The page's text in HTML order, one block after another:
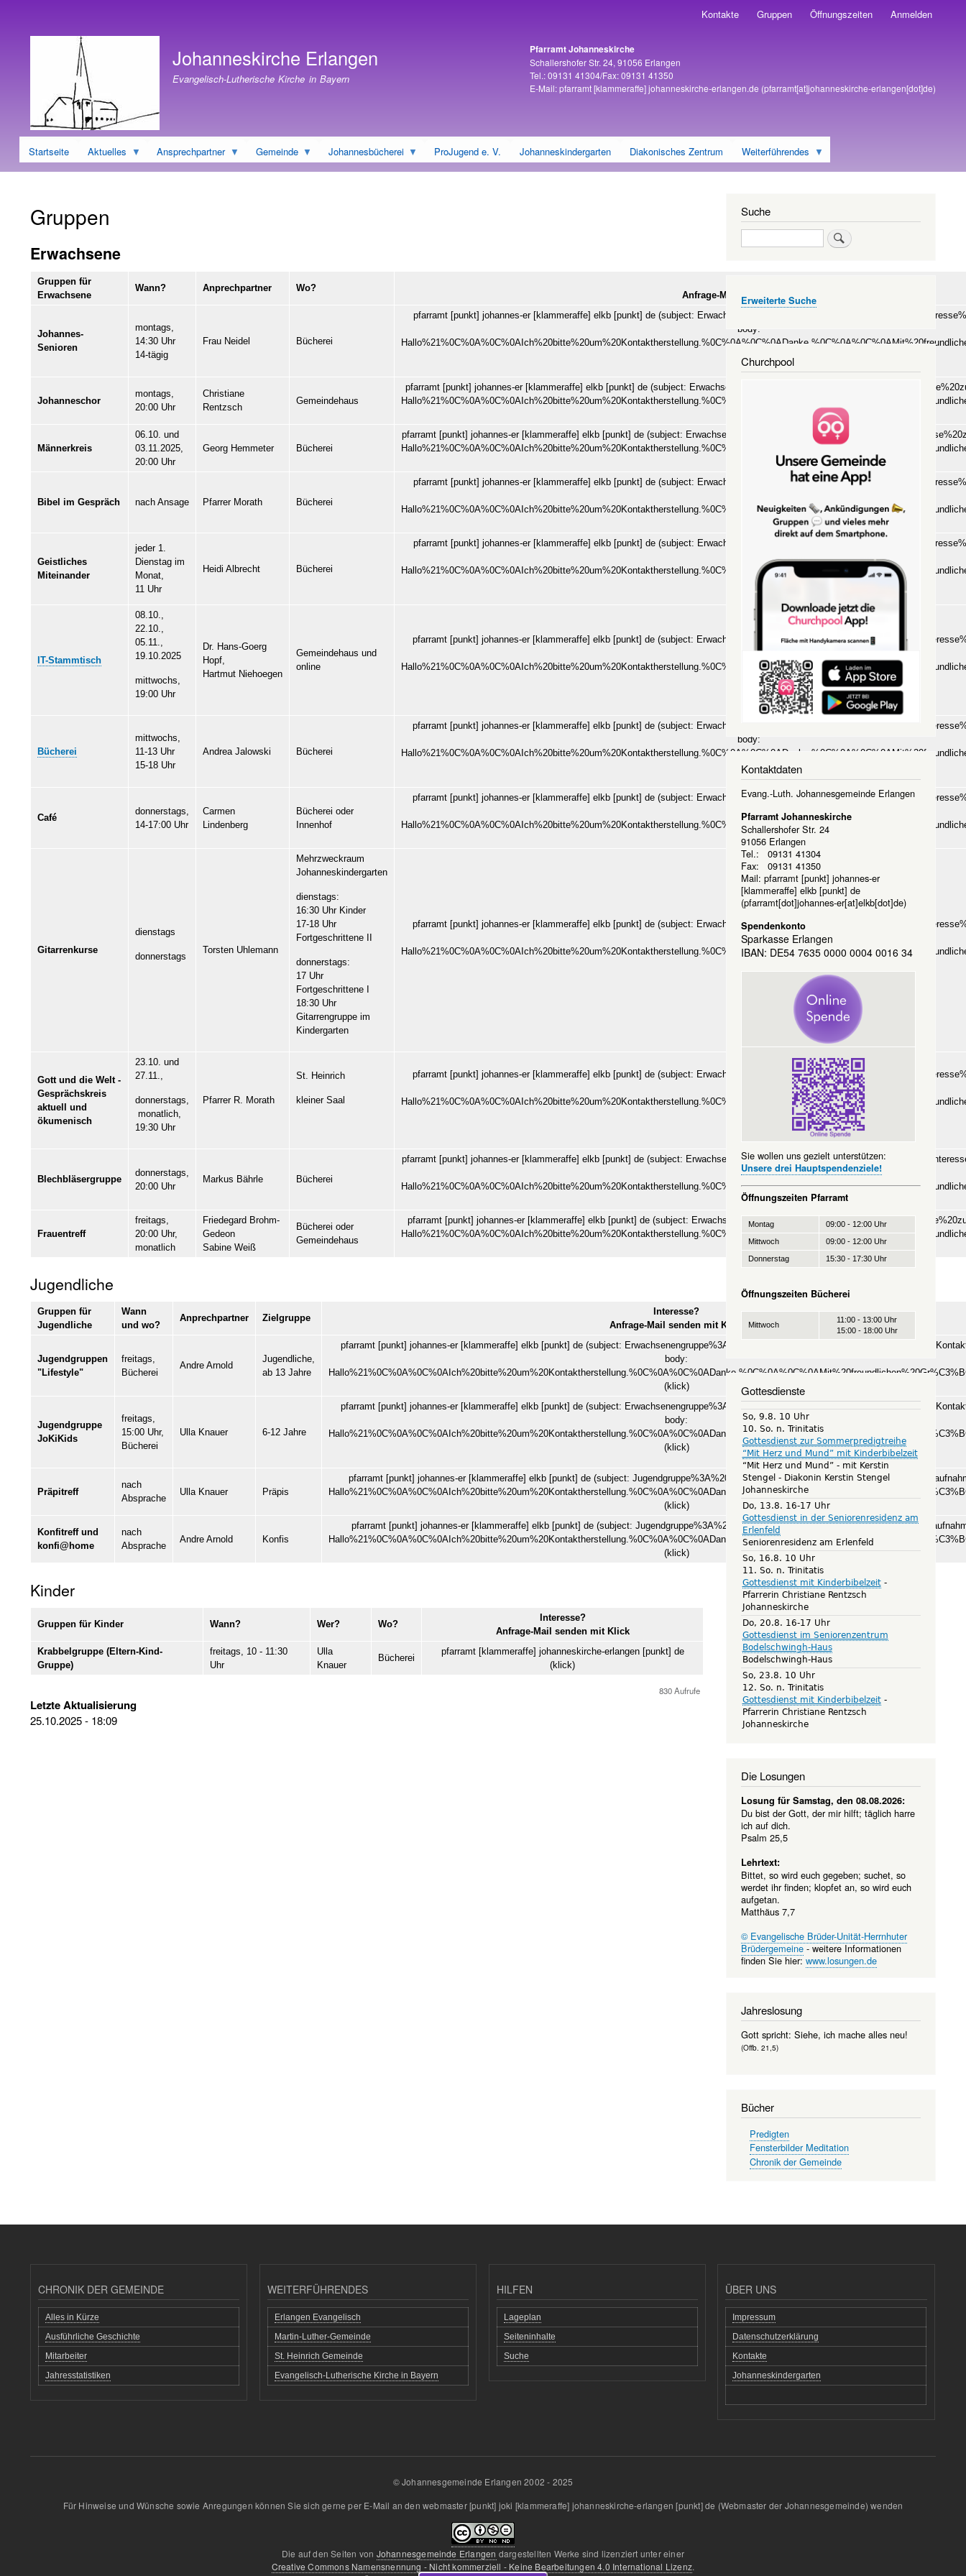
Kontakte Gruppen Öffnungszeiten Anmelden
Adresse
Pfarramt Johanneskirche
Schallershofer Str. 24, 91056 Erlangen
Tel.: 09131 41304/Fax: 09131 41350
E-Mail:pfarramt[klammeraffe]johanneskirche-erlangen.de (pfarramt[at]johanneskirche-erlangen[dot]de)
Johanneskirche Erlangen
Evangelisch-Lutherische Kirche in Bayern
Startseite Aktuelles Ansprechpartner Gemeinde Johannesbücherei ProJugend e. V. Johanneskindergarten Diakonisches Zentrum Weiterführendes
Gruppen
Erwachsene
Gruppen für
Erwachsene
Wann? Anprechpartner Wo?
Anfrage-Mail senden mit Klick
Johannes-
Senioren
montags,
14:30 Uhr
14-tägig
Frau Neidel Bücherei
pfarramt [punkt] johannes-er[klammeraffe] elkb [punkt] de (subject: Erwachsenengruppe%3A%20Bibelwerkstatt%20-
body:
(klick)
Johanneschor
montags,
20:00 Uhr
Christiane
Rentzsch
Gemeindehaus
pfarramt[punkt] johannes-er[klammeraffe] elkb[punkt] de(subject: Erwachsenengruppe%3A%20Kirchenchor%20-
Männerkreis
06.10. und
03.11.2025,
20:00 Uhr
Georg Hemmeter Bücherei
pfarramt [punkt] johannes-er[klammeraffe] elkb [punkt] de (subject: Erwachsenengruppe%3A%20Maennerkreis%20-
Bibel im Gespräch nach Ansage Pfarrer Morath Bücherei
pfarramt [punkt] johannes-er[klammeraffe] elkb [punkt] de (subject: Erwachsenengruppe%3A%20Bibelwerkstatt%20-
Geistliches
Miteinander
jeder 1.
Dienstag im
Monat,
11 Uhr
Heidi Albrecht Bücherei
pfarramt [punkt] johannes-er[klammeraffe] elkb [punkt] de (subject: Erwachsenengruppe%3A%20Bibelwerkstatt%20-
(klick)
IT-Stammtisch
08.10.,
22.10.,
05.11.,
19.10.2025
mittwochs,
19:00 Uhr
Dr. Hans-Goerg
Hopf,
Hartmut Niehoegen
Gemeindehaus und
online
pfarramt[punkt] johannes-er[klammeraffe] elkb[punkt] de(subject: Erwachsenengruppe%3A%20IT-Stammtisch%20-
body:
(klick)
Bücherei
mittwochs,
11-13 Uhr
15-18 Uhr
Andrea Jalowski Bücherei
pfarramt[punkt] johannes-er[klammeraffe] elkb[punkt] de(subject: Erwachsenengruppe%3A%20IT-Stammtisch%20-
body:
(klick)
Café
donnerstags,
14-17:00 Uhr
Carmen
Lindenberg
Bücherei oder
Innenhof
pfarramt[punkt] johannes-er[klammeraffe] elkb[punkt] de(subject: Erwachsenengruppe%3A%20IT-Stammtisch%20-
body:
(klick)
Gitarrenkurse
dienstags
donnerstags
Torsten Uhlemann
Mehrzweckraum
Johanneskindergarten
dienstags:
16:30 Uhr Kinder
17-18 Uhr
Fortgeschrittene II
donnerstags:
17 Uhr
Fortgeschrittene I
18:30 Uhr
Gitarrengruppe im
Kindergarten
pfarramt[punkt] johannes-er[klammeraffe] elkb[punkt] de(subject: Erwachsenengruppe%3A%20IT-Stammtisch%20-
body:
Gott und die Welt -
Gesprächskreis
aktuell und
ökumenisch
23.10. und
27.11.,
donnerstags,
monatlich,
19:30 Uhr
Pfarrer R. Morath
St. Heinrich
kleiner Saal
pfarramt[punkt] johannes-er[klammeraffe] elkb[punkt] de(subject: Erwachsenengruppe%3A%20IT-Stammtisch%20-
Blechbläsergruppe
donnerstags,
20:00 Uhr
Markus Bährle Bücherei
pfarramt [punkt] johannes-er[klammeraffe] elkb [punkt] de (subject: Erwachsenengruppe%3A%20Blechblaesergruppe%20-
body:
(klick)
Frauentreff
freitags,
20:00 Uhr,
monatlich
Friedegard Brohm-
Gedeon
Sabine Weiß
Bücherei oder
Gemeindehaus
pfarramt[punkt] johannes-er[klammeraffe] elkb[punkt] de(subject: Erwachsenengruppe%3A%20Frauentreff%20-
(klick)
Jugendliche
Gruppen für
Jugendliche
Wann
und wo?
Anprechpartner Zielgruppe
Interesse?
Anfrage-Mail senden mit Klick
Jugendgruppen
"Lifestyle"
freitags,
Bücherei
Andre Arnold
Jugendliche,
ab 13 Jahre
pfarramt [punkt] johannes-er[klammeraffe] elkb [punkt] de (subject: Erwachsenengruppe%3A%20Bibelwerkstatt%20-
body:
(klick)
Jugendgruppe
JoKiKids
freitags,
15:00 Uhr,
Bücherei
Ulla Knauer 6-12 Jahre
pfarramt [punkt] johannes-er[klammeraffe] elkb [punkt] de (subject: Erwachsenengruppe%3A%20Bibelwerkstatt%20-
body:
(klick)
Präpitreff
nach
Absprache
Ulla Knauer Präpis
pfarramt [punkt] johannes-er[klammeraffe] elkb [punkt] de (subject: Jugendgruppe%3A%20Praepitreff%20-
(klick)
Konfitreff und
konfi@home
nach
Absprache
Andre Arnold Konfis
pfarramt[punkt] johannes-er[klammeraffe] elkb[punkt] de(subject: Jugendgruppe%3A%20Konfitreff%20-
(klick)
Kinder
Gruppen für Kinder Wann? Wer? Wo?
Interesse?
Anfrage-Mail senden mit Klick
Krabbelgruppe (Eltern-Kind-
Gruppe)
freitags, 10 - 11:30
Uhr
Ulla
Knauer
Bücherei
pfarramt[klammeraffe] johanneskirche-erlangen[punkt] de
(klick)
830 Aufrufe
Letzte Aktualisierung
25.10.2025 - 18:09
Suche
Suche
Erweiterte Suche
Churchpool
Kontaktdaten
Evang.-Luth. Johannesgemeinde Erlangen
Pfarramt Johanneskirche
Schallershofer Str. 24
91056 Erlangen
Tel.: 09131 41304
Fax: 09131 41350
Mail: pfarramt[punkt] johannes-er
[klammeraffe] elkb[punkt] de
(pfarramt[dot]johannes-er[at]elkb[dot]de)
Spendenkonto
Sparkasse Erlangen
IBAN: DE54 7635 0000 0004 0016 34
Sie wollen uns gezielt unterstützen:
Unsere drei Hauptspendenziele!
Öffnungszeiten Pfarramt
Montag
09:00 - 12:00 Uhr
Mittwoch
09:00 - 12:00 Uhr
Donnerstag
15:30 - 17:30 Uhr
Öffnungszeiten Bücherei
Mittwoch
11:00 - 13:00 Uhr
15:00 - 18:00 Uhr
Gottesdienste
So, 9.8. 10 Uhr
10. So. n. Trinitatis
Gottesdienst zur Sommerpredigtreihe
“Mit Herz und Mund” mit Kinderbibelzeit
“Mit Herz und Mund” - mit Kerstin
Stengel
Diakonin Kerstin Stengel
Johanneskirche
Do, 13.8. 16-17 Uhr
Gottesdienst in der Seniorenresidenz am
Erlenfeld
Seniorenresidenz am Erlenfeld
So, 16.8. 10 Uhr
11. So. n. Trinitatis
Gottesdienst mit Kinderbibelzeit
Pfarrerin Christiane Rentzsch
Johanneskirche
Do, 20.8. 16-17 Uhr
Gottesdienst im Seniorenzentrum
Bodelschwingh-Haus
Bodelschwingh-Haus
So, 23.8. 10 Uhr
12. So. n. Trinitatis
Gottesdienst mit Kinderbibelzeit
Pfarrerin Christiane Rentzsch
Johanneskirche
Die Losungen
Losung für Samstag, den 08.08.2026:
Du bist der Gott, der mir hilft; täglich harre
ich auf dich.
Psalm 25,5
Lehrtext:
Bittet, so wird euch gegeben; suchet, so
werdet ihr finden; klopfet an, so wird euch
aufgetan.
Matthäus 7,7
© Evangelische Brüder-Unität-Herrnhuter
Brüdergemeine- weitere Informationen
finden Sie hier:www.losungen.de
Jahreslosung
Gott spricht: Siehe, ich mache alles neu!
(Offb. 21,5)
Bücher
Predigten
Fensterbilder Meditation
Chronik der Gemeinde
CHRONIK DER GEMEINDE
Alles in Kürze
Ausführliche Geschichte
Mitarbeiter
Jahresstatistiken
WEITERFÜHRENDES
Erlangen Evangelisch
Martin-Luther-Gemeinde
St. Heinrich Gemeinde
Evangelisch-Lutherische Kirche in Bayern
HILFEN
Lageplan
Seiteninhalte
Suche
ÜBER UNS
Impressum
Datenschutzerklärung
Kontakte
Johanneskindergarten
© Johannesgemeinde Erlangen 2002 - 2025
Für Hinweise und Wünsche sowie Anregungen können Sie sich gerne per E-Mail an denwebmaster[punkt] joki [klammeraffe] johanneskirche-erlangen [punkt]de (Webmaster der Johannesgemeinde) wenden
Die auf den Seiten von Johannesgemeinde Erlangen dargestellten Werke sind lizenziert unter einer
Creative Commons Namensnennung - Nicht kommerziell - Keine Bearbeitungen 4.0 International Lizenz.